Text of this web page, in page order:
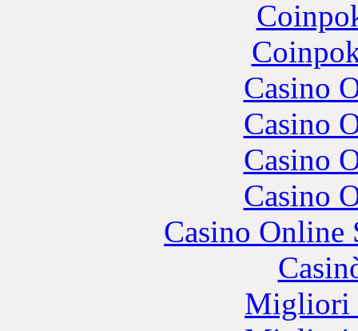
Casino
Casino
Casino
Casino
Casino
Migliori